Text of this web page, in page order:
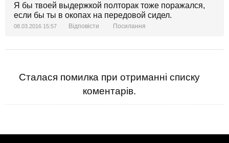
Я бы твоей выдержкой полторак тоже поражался,
если бы ты в окопах на передовой сидел.
08.03.2016 15:57 Відповісти Посилання
Сталася помилка при отриманні списку
коментарів.